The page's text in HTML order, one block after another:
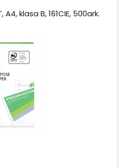
klasa B, 161CIE, 500ark.